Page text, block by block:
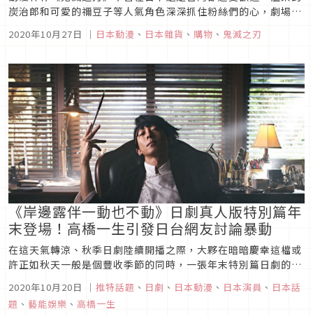
炭治郎和可愛的禰豆子等人氣角色深深抓住粉絲們的心，劇場版
以看到各種和鬼滅的聯名商品。今天嚴選了五款鬼滅之刃的聯名
刃聯名罐裝咖啡...
2020年10月27日 ｜ 日本動漫 、 日本雜貨 、 購物 、 鬼滅之刃
《岸邊露伴一動也不動》日劇真人版特別篇年
末登場！高橋一生引發日台網友討論暴動
在這天氣轉涼、秋季日劇陸續開播之際，大夥在暗暗慶幸這檔或
許正如秋天一般是個豐收季節的同時，一張年末特別篇日劇的宣
28日起於NHK連三晚播出的真人版特別篇日劇《岸邊露伴一動
也不動》！圖片來源岸邊露伴的魅力《岸邊露伴一動也不動》是
2020年10月20日 ｜ 推特話題 、 日劇 、 日本動漫 、 日本演員 、 日本話
題 、 藝能娛樂 、 高橋一生